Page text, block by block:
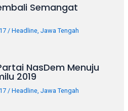
Semangat
/Headline,Jawa Tengah
NasDem Menuju
2019
/Headline,Jawa Tengah